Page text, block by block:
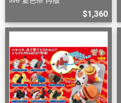
$1,360